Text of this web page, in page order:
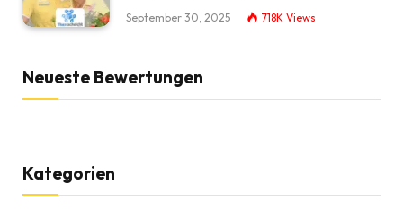
September 30, 2025 718K Views
Neueste Bewertungen
Kategorien